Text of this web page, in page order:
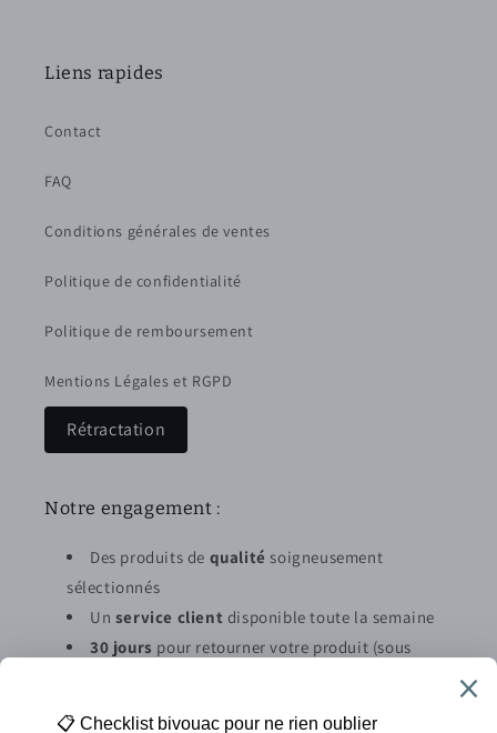
Liens rapides
Contact
FAQ
Conditions générales de ventes
Politique de confidentialité
Politique de remboursement
Mentions Légales et RGPD
Rétractation
Notre engagement :
Des produits de qualité soigneusement
sélectionnés
Un service client disponible toute la semaine
30 jours pour retourner votre produit (sous